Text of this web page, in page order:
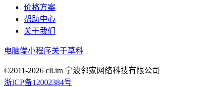
价格方案
帮助中心
关于我们
电脑端小程序关于草料
©2011-2026 cli.im 宁波邻家网络科技有限公司
浙ICP备12002384号